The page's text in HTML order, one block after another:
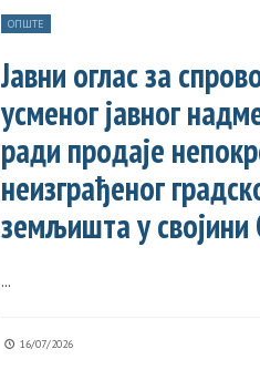
ОПШТЕ
Јавни оглас за
усменог јавног
ради продаје
неизграђеног
земљишта у
...
16/07/2026